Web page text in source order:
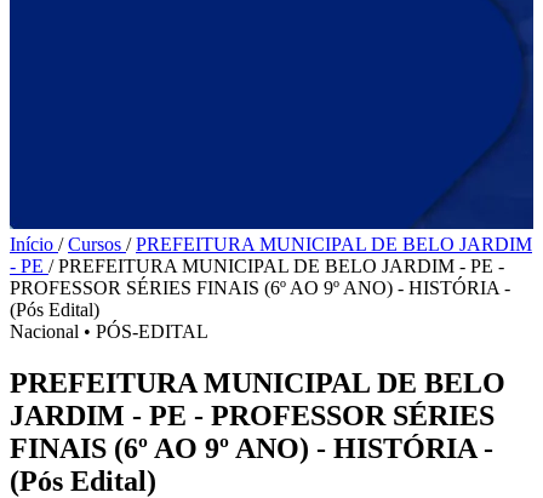
Início / Cursos / PREFEITURA MUNICIPAL DE BELO JARDIM
- PE / PREFEITURA MUNICIPAL DE BELO JARDIM - PE -
PROFESSOR SÉRIES FINAIS (6º AO 9º ANO) - HISTÓRIA -
(Pós Edital)
Nacional • PÓS-EDITAL
PREFEITURA MUNICIPAL DE BELO
JARDIM - PE - PROFESSOR SÉRIES
FINAIS (6º AO 9º ANO) - HISTÓRIA -
(Pós Edital)